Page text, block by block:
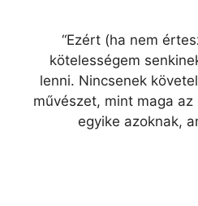
“Ezért (ha nem
kötelességem
lenni. Nincsenek
művészet, mint maga
egyike azoknak,